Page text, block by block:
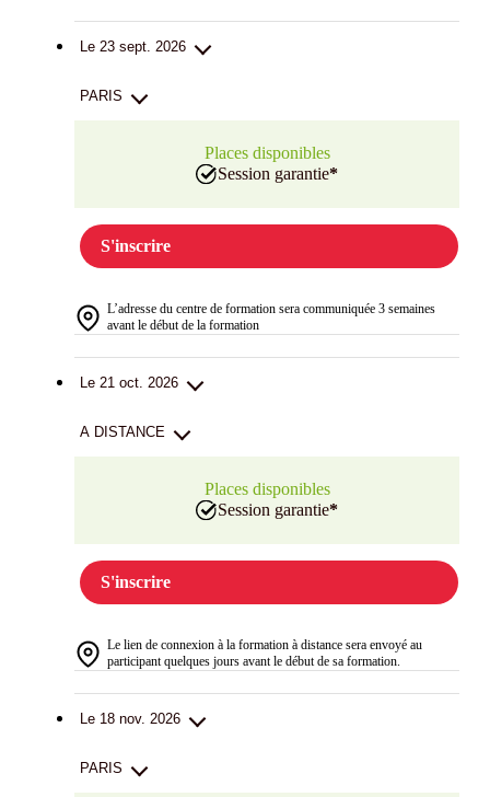
Le 23 sept. 2026
PARIS
Places disponibles
Session garantie*
S'inscrire
L’adresse du centre de formation sera communiquée 3 semaines
avant le début de la formation
Le 21 oct. 2026
A DISTANCE
Places disponibles
Session garantie*
S'inscrire
Le lien de connexion à la formation à distance sera envoyé au
participant quelques jours avant le début de sa formation.
Le 18 nov. 2026
PARIS